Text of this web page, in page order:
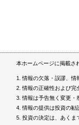
本ホームページに掲載さ
情報の欠落・誤謬、情
情報の正確性および完
情報は予告無く変更・
情報の提供は投資の勧
投資の決定は、あくま